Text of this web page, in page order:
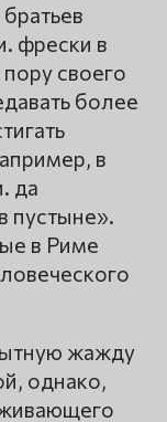
фрески в
своего
более
в
да
пустыне».
в Риме
жажду
однако,